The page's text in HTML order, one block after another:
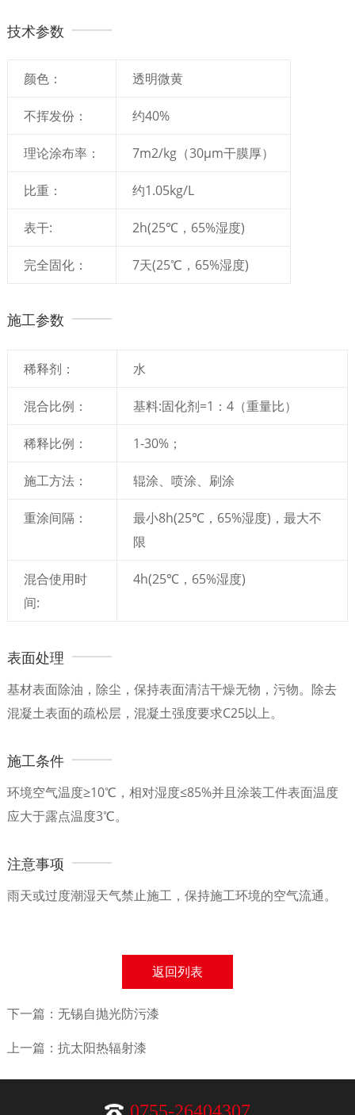
技术参数
颜色： 透明微黄
不挥发份： 约40%
理论涂布率： 7m2/kg（30μm干膜厚）
比重： 约1.05kg/L
表干: 2h(25℃，65%湿度)
完全固化： 7天(25℃，65%湿度)
施工参数
稀释剂： 水
混合比例： 基料:固化剂=1：4（重量比）
稀释比例： 1-30%；
施工方法： 辊涂、喷涂、刷涂
重涂间隔：
最小8h(25℃，65%湿度)，最大不
限
混合使用时
间:
4h(25℃，65%湿度)
表面处理
基材表面除油，除尘，保持表面清洁干燥无物，污物。除去
混凝土表面的疏松层，混凝土强度要求C25以上。
施工条件
环境空气温度≥10℃，相对湿度≤85%并且涂装工件表面温度
应大于露点温度3℃。
注意事项
雨天或过度潮湿天气禁止施工，保持施工环境的空气流通。
返回列表
下一篇：无锡自抛光防污漆
上一篇：抗太阳热辐射漆